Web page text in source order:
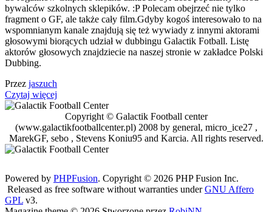
bywalców szkolnych sklepików. :P Polecam obejrzeć nie tylko
fragment o GF, ale także cały film.Gdyby kogoś interesowało to na
wspomnianym kanale znajdują się też wywiady z innymi aktorami
głosowymi biorących udział w dubbingu Galactik Fotball. Listę
aktorów głosowych znajdziecie na naszej stronie w zakładce Polski
Dubbing.
Przez jaszuch
Czytaj więcej
Copyright © Galactik Football center
(www.galactikfootballcenter.pl) 2008 by general, micro_ice27 ,
MarekGF, sebo , Stevens Koniu95 and Karcia. All rights reserved.
Powered by PHPFusion. Copyright © 2026 PHP Fusion Inc.
Released as free software without warranties underGNU Affero
GPL v3.